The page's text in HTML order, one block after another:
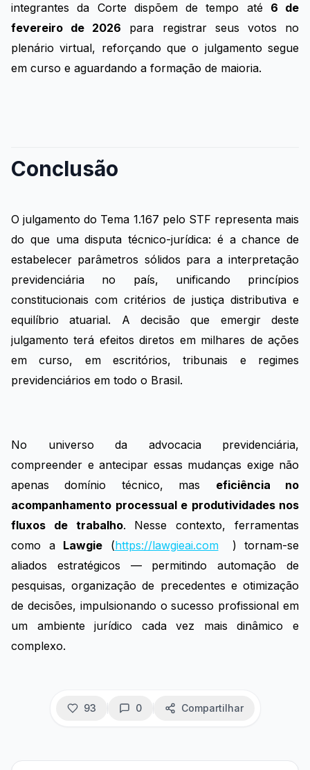
integrantes da Corte dispõem de tempo até 6 de
fevereiro de 2026 para registrar seus votos no
plenário virtual, reforçando que o julgamento segue
em curso e aguardando a formação de maioria.
Conclusão
O julgamento do Tema 1.167 pelo STF representa mais
do que uma disputa técnico-jurídica: é a chance de
estabelecer parâmetros sólidos para a interpretação
previdenciária no país, unificando princípios
constitucionais com critérios de justiça distributiva e
equilíbrio atuarial. A decisão que emergir deste
julgamento terá efeitos diretos em milhares de ações
em curso, em escritórios, tribunais e regimes
previdenciários em todo o Brasil.
No universo da advocacia previdenciária,
compreender e antecipar essas mudanças exige não
apenas domínio técnico, mas eficiência no
acompanhamento processual e produtividades nos
fluxos de trabalho. Nesse contexto, ferramentas
como a Lawgie (https://lawgieai.com
) tornam-se
aliados estratégicos — permitindo automação de
pesquisas, organização de precedentes e otimização
de decisões, impulsionando o sucesso profissional em
um ambiente jurídico cada vez mais dinâmico e
complexo.
93 0 Compartilhar